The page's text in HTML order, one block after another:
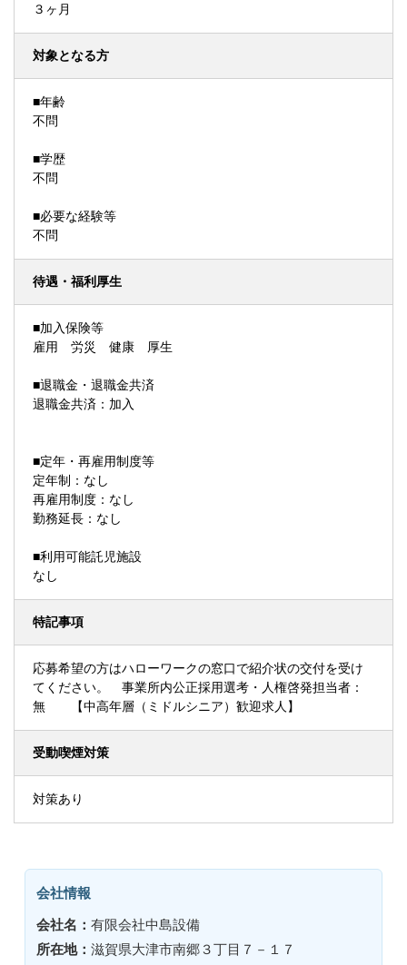
３ヶ月
対象となる方
■年齢
不問
■学歴
不問
■必要な経験等
不問
待遇・福利厚生
■加入保険等
雇用 労災 健康 厚生
■退職金・退職金共済
退職金共済：加入
■定年・再雇用制度等
定年制：なし
再雇用制度：なし
勤務延長：なし
■利用可能託児施設
なし
特記事項
応募希望の方はハローワークの窓口で紹介状の交付を受け
てください。 事業所内公正採用選考・人権啓発担当者：
無 【中高年層（ミドルシニア）歓迎求人】
受動喫煙対策
対策あり
会社情報
会社名： 有限会社中島設備
所在地： 滋賀県大津市南郷３丁目７－１７